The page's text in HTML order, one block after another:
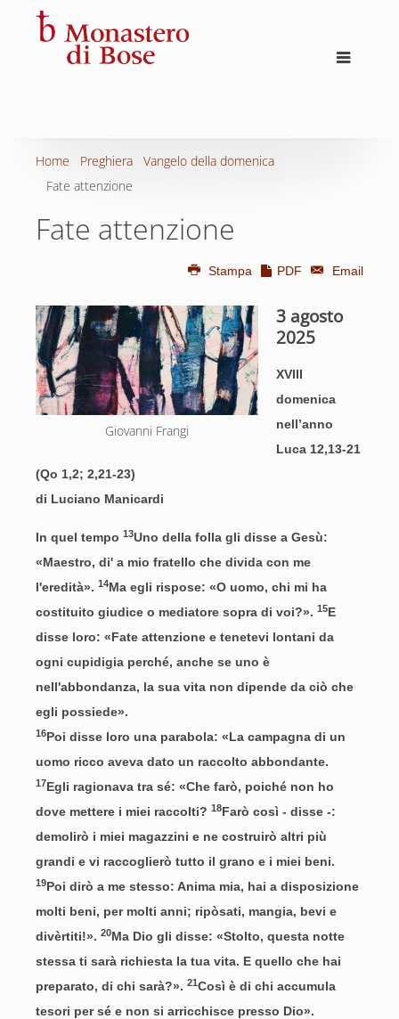
Home Preghiera
Vangelo della domenica
Fate attenzione
Fate attenzione
Stampa PDF Email
Giovanni Frangi
3 agosto
2025
XVIII
domenica
nell’anno
Luca 12,13-21
(Qo 1,2; 2,21-23)
di Luciano Manicardi
In quel tempo 13Uno della folla gli disse a Gesù:
«Maestro, di' a mio fratello che divida con me
l'eredità». 14Ma egli rispose: «O uomo, chi mi ha
costituito giudice o mediatore sopra di voi?». 15E
disse loro: «Fate attenzione e tenetevi lontani da
ogni cupidigia perché, anche se uno è
nell'abbondanza, la sua vita non dipende da ciò che
egli possiede».
16Poi disse loro una parabola: «La campagna di un
uomo ricco aveva dato un raccolto abbondante.
17Egli ragionava tra sé: «Che farò, poiché non ho
dove mettere i miei raccolti? 18Farò così - disse -:
demolirò i miei magazzini e ne costruirò altri più
grandi e vi raccoglierò tutto il grano e i miei beni.
19Poi dirò a me stesso: Anima mia, hai a disposizione
molti beni, per molti anni; ripòsati, mangia, bevi e
divèrtiti!». 20Ma Dio gli disse: «Stolto, questa notte
stessa ti sarà richiesta la tua vita. E quello che hai
preparato, di chi sarà?». 21Così è di chi accumula
tesori per sé e non si arricchisce presso Dio».